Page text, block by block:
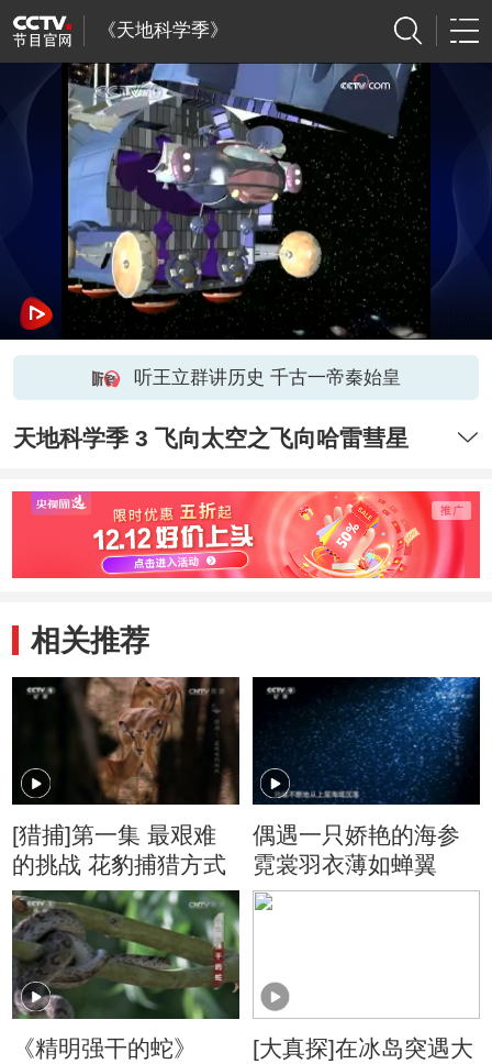
《天地科学季》
听王立群讲历史 千古一帝秦始皇
天地科学季 3 飞向太空之飞向哈雷彗星
相关推荐
[猎捕]第一集 最艰难
的挑战 花豹捕猎方式
偶遇一只娇艳的海参
霓裳羽衣薄如蝉翼
《精明强干的蛇》
[大真探]在冰岛突遇大